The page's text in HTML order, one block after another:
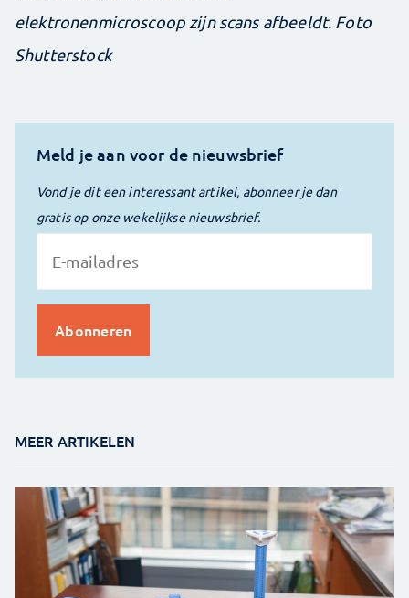
elektronenmicroscoop zijn scans afbeeldt. Foto
Shutterstock
Meld je aan voor de nieuwsbrief
Vond je dit een interessant artikel, abonneer je dan
gratis op onze wekelijkse nieuwsbrief.
MEER ARTIKELEN